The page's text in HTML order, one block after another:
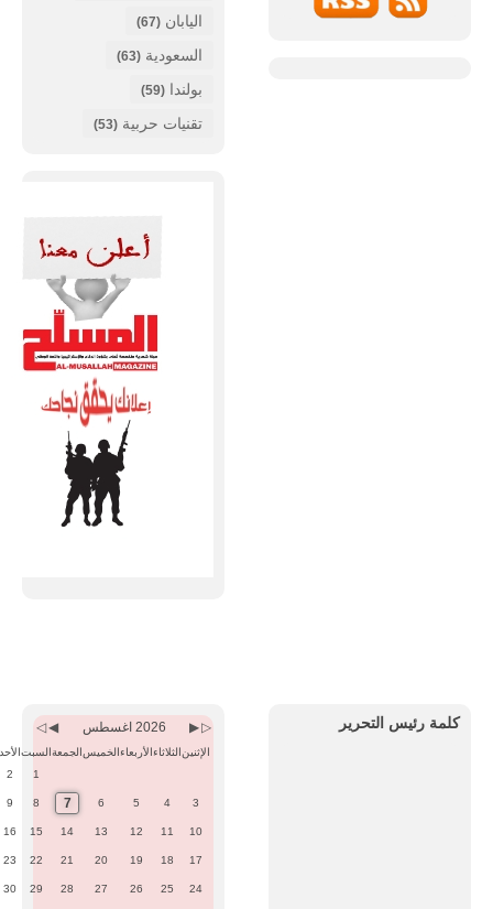
اليابان (67)
السعودية (63)
بولندا (59)
تقنيات حربية (53)
كلمة رئيس التحرير
Month
Year
Month2026 اغسطس
الإثنينالثلاثاءالأربعاءالخميسالجمعةالسبتالأحد
1
2
3
4
5
6
7
8
9
10
11
12
13
14
15
16
17
18
19
20
21
22
23
24
25
26
27
28
29
30